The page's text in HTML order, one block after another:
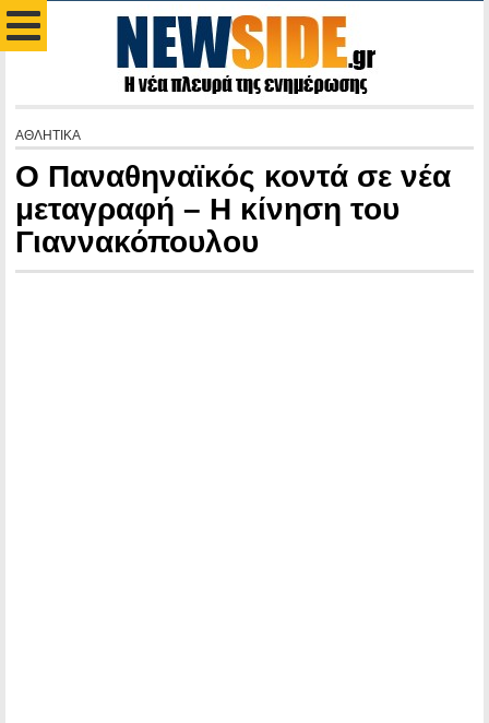
ΑΘΛΗΤΙΚΑ
Ο Παναθηναϊκός κοντά σε νέα
μεταγραφή – Η κίνηση του
Γιαννακόπουλου